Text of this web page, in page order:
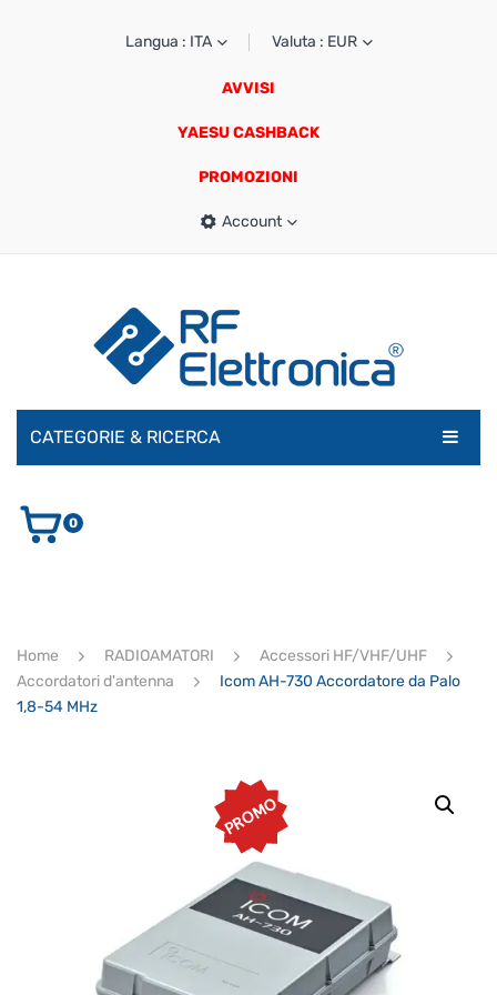
Langua : ITA Valuta : EUR
AVVISI
YAESU CASHBACK
PROMOZIONI
Account
CATEGORIE & RICERCA
AUDIO E VIDEO
ULTIMI ARRIVI
Ricerca
prodotti
0
Home RADIOAMATORI
Accessori HF/VHF/UHF
Accordatori d'antenna
Icom AH-730 Accordatore da Palo
1,8-54 MHz
PROMO